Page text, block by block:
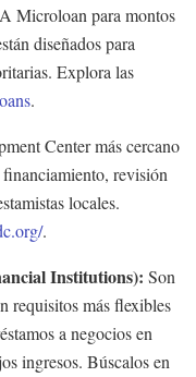
Microloan para montos
diseñados para
Explora las
.
Center más cercano
financiamiento, revisión
locales.
.
Institutions): Son
requisitos más flexibles
a negocios en
ingresos. Búscalos en